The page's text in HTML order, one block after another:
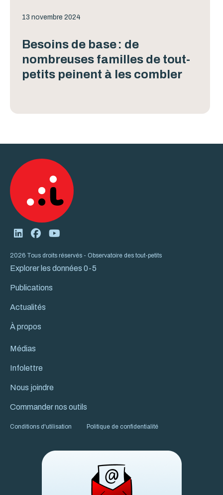
13 novembre 2024
Besoins de base : de
nombreuses familles de tout-
petits peinent à les combler
2026 Tous droits réservés - Observatoire des tout-petits
Explorer les données 0-5
Publications
Actualités
À propos
Médias
Infolettre
Nous joindre
Commander nos outils
Conditions d'utilisation Politique de confidentialité